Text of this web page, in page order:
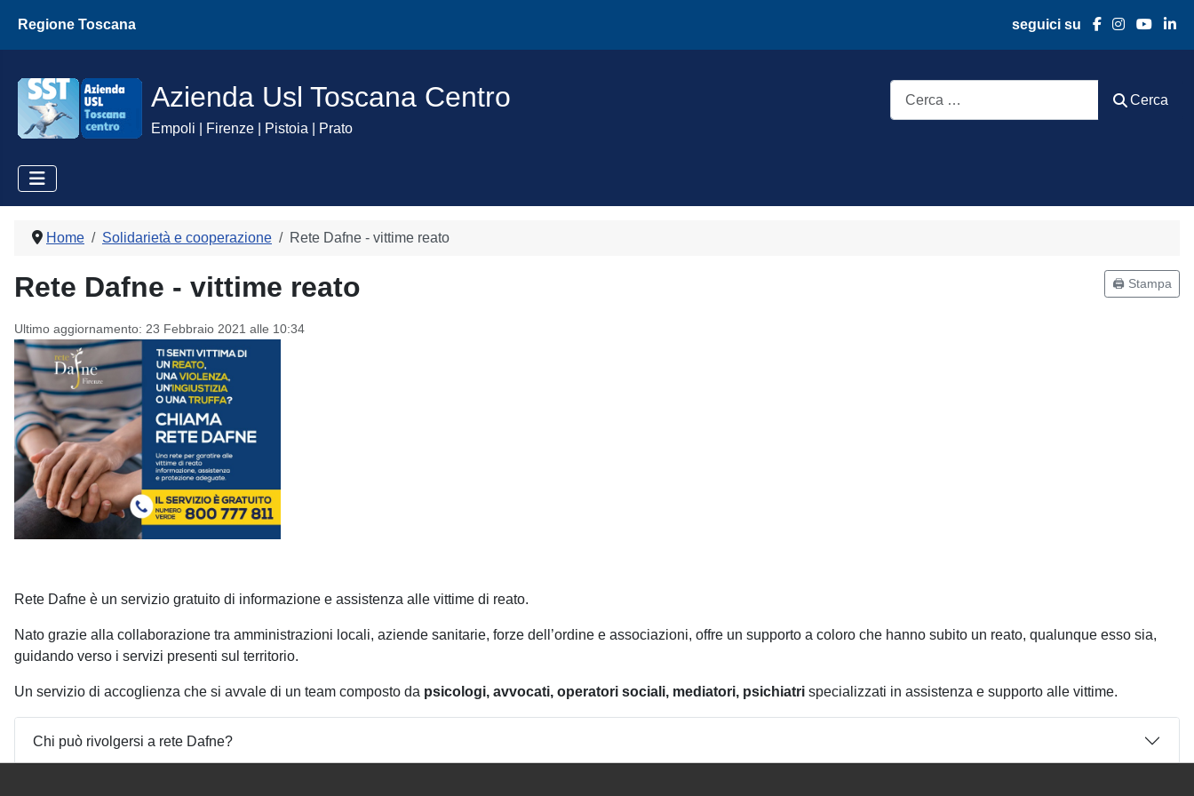
Regione Toscana seguici su
Azienda Usl Toscana Centro
Empoli | Firenze | Pistoia | Prato
Cerca
Home Solidarietà e cooperazione Rete Dafne - vittime reato
Rete Dafne - vittime reato
Ultimo aggiornamento: 23 Febbraio 2021 alle 10:34
🖨️ Stampa
Rete Dafne è un servizio gratuito di informazione e assistenza alle vittime di reato.
Nato grazie alla collaborazione tra amministrazioni locali, aziende sanitarie, forze dell’ordine e associazioni, offre un supporto a coloro che hanno subito un reato, qualunque esso sia,
guidando verso i servizi presenti sul territorio.
Un servizio di accoglienza che si avvale di un team composto da psicologi, avvocati, operatori sociali, mediatori, psichiatri specializzati in assistenza e supporto alle vittime.
Chi può rivolgersi a rete Dafne?